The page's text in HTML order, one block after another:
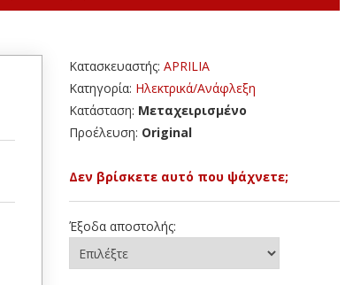
Κατασκευαστής: APRILIA
Κατηγορία: Ηλεκτρικά/Ανάφλεξη
Κατάσταση: Μεταχειρισμένο
Προέλευση: Original
Δεν βρίσκετε αυτό που ψάχνετε;
Έξοδα αποστολής: